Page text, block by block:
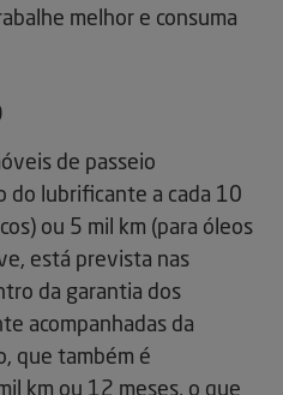
melhor e consuma
de passeio
do lubrificante a cada 10
ou 5 mil km (para óleos
está prevista nas
da garantia dos
acompanhadas da
que também é
km ou 12 meses, o que